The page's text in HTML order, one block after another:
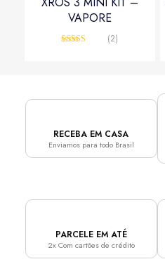
VAPORE
(2)
RECEBA EM CASA
Enviamos para todo Brasil
PARCELE EM ATÉ
2x Com cartões de crédito